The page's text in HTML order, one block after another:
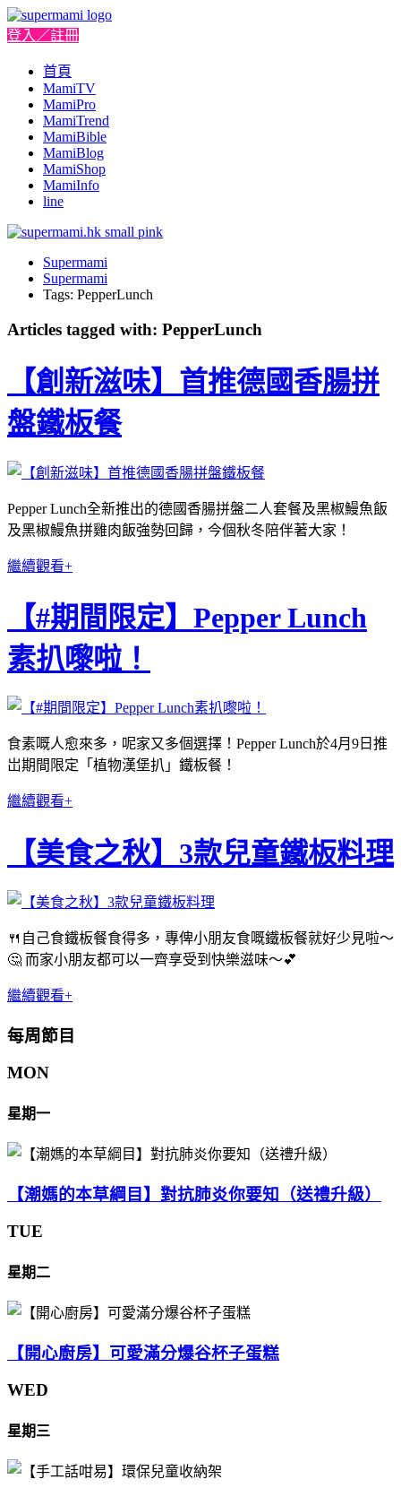
登入／註冊
首頁
MamiTV
MamiPro
MamiTrend
MamiBible
MamiBlog
MamiShop
MamiInfo
line
Supermami
Supermami
Tags: PepperLunch
Articles tagged with: PepperLunch
【創新滋味】首推德國香腸拼
盤鐵板餐
Pepper Lunch全新推出的德國香腸拼盤二人套餐及黑椒鰻魚飯
及黑椒鰻魚拼雞肉飯強勢回歸，今個秋冬陪伴著大家！
繼續觀看+
【#期間限定】Pepper Lunch
素扒嚟啦！
食素嘅人愈來多，呢家又多個選擇！Pepper Lunch於4月9日推
岀期間限定「植物漢堡扒」鐵板餐！
繼續觀看+
【美食之秋】3款兒童鐵板料理
🍴自己食鐵板餐食得多，專俾小朋友食嘅鐵板餐就好少見啦～
🤔 而家小朋友都可以一齊享受到快樂滋味～💕
繼續觀看+
每周節目
MON
星期一
【潮媽的本草綱目】對抗肺炎你要知（送禮升級）
TUE
星期二
【開心廚房】可愛滿分爆谷杯子蛋糕
WED
星期三